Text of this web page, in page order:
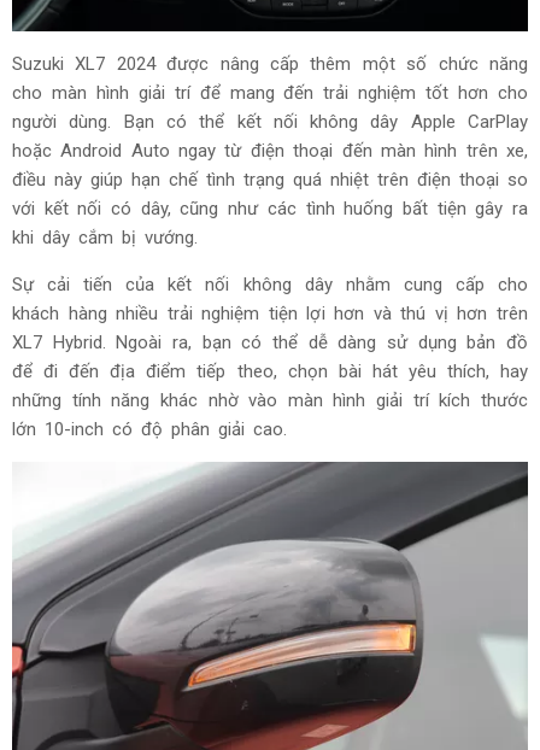
Suzuki XL7 2024 được nâng cấp thêm một số chức năng
cho màn hình giải trí để mang đến trải nghiệm tốt hơn cho
người dùng. Bạn có thể kết nối không dây Apple CarPlay
hoặc Android Auto ngay từ điện thoại đến màn hình trên xe,
điều này giúp hạn chế tình trạng quá nhiệt trên điện thoại so
với kết nối có dây, cũng như các tình huống bất tiện gây ra
khi dây cắm bị vướng.
Sự cải tiến của kết nối không dây nhằm cung cấp cho
khách hàng nhiều trải nghiệm tiện lợi hơn và thú vị hơn trên
XL7 Hybrid. Ngoài ra, bạn có thể dễ dàng sử dụng bản đồ
để đi đến địa điểm tiếp theo, chọn bài hát yêu thích, hay
những tính năng khác nhờ vào màn hình giải trí kích thước
lớn 10-inch có độ phân giải cao.